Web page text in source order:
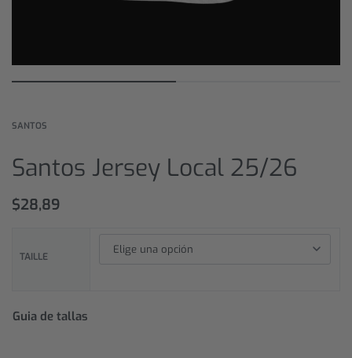
SANTOS
Santos Jersey Local 25/26
$28,89
TAILLE
Guia de tallas